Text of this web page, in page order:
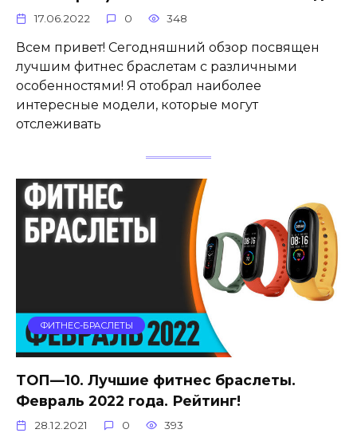
17.06.2022 0 348
Всем привет! Сегодняшний обзор посвящен
лучшим фитнес браслетам с различными
особенностями! Я отобрал наиболее
интересные модели, которые могут
отслеживать
ФИТНЕС-БРАСЛЕТЫ
ТОП—10. Лучшие фитнес браслеты.
Февраль 2022 года. Рейтинг!
28.12.2021 0 393